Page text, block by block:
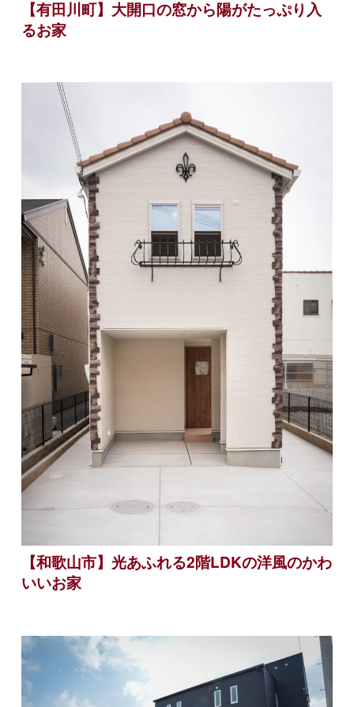
【有田川町】大開口の窓から陽がたっぷり入
るお家
【和歌山市】光あふれる2階LDKの洋風のかわ
いいお家